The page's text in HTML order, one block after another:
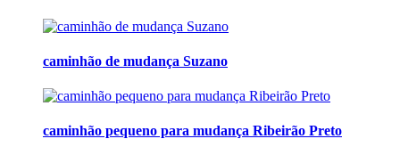
caminhão de mudança Suzano
caminhão pequeno para mudança Ribeirão Preto